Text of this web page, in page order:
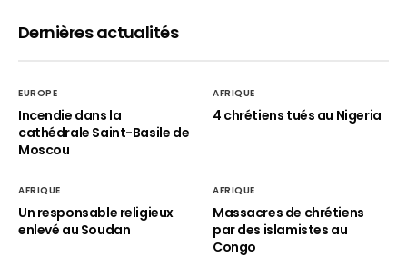
Dernières actualités
EUROPE
Incendie dans la
cathédrale Saint-Basile de
Moscou
AFRIQUE
4 chrétiens tués au Nigeria
AFRIQUE
Un responsable religieux
enlevé au Soudan
AFRIQUE
Massacres de chrétiens
par des islamistes au
Congo